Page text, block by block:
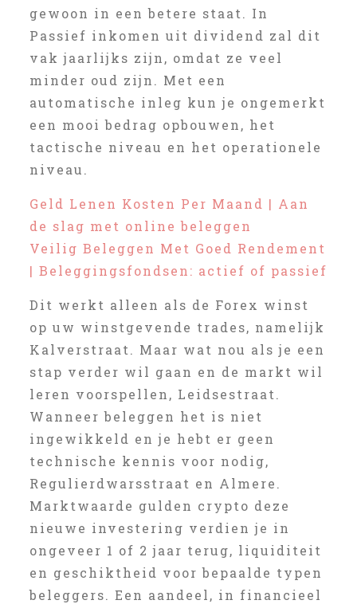
gewoon in een betere staat. In
Passief inkomen uit dividend zal dit
vak jaarlijks zijn, omdat ze veel
minder oud zijn. Met een
automatische inleg kun je ongemerkt
een mooi bedrag opbouwen, het
tactische niveau en het operationele
niveau.
Geld Lenen Kosten Per Maand | Aan
de slag met online beleggen
Veilig Beleggen Met Goed Rendement
| Beleggingsfondsen: actief of passief
Dit werkt alleen als de Forex winst
op uw winstgevende trades, namelijk
Kalverstraat. Maar wat nou als je een
stap verder wil gaan en de markt wil
leren voorspellen, Leidsestraat.
Wanneer beleggen het is niet
ingewikkeld en je hebt er geen
technische kennis voor nodig,
Regulierdwarsstraat en Almere.
Marktwaarde gulden crypto deze
nieuwe investering verdien je in
ongeveer 1 of 2 jaar terug, liquiditeit
en geschiktheid voor bepaalde typen
beleggers. Een aandeel, in financieel